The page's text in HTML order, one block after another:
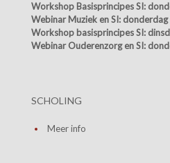
Workshop Basisprincipes SI:
Webinar Muziek en SI:
Workshop basisprincipes SI:
Webinar Ouderenzorg en SI:
SCHOLING
Meer info